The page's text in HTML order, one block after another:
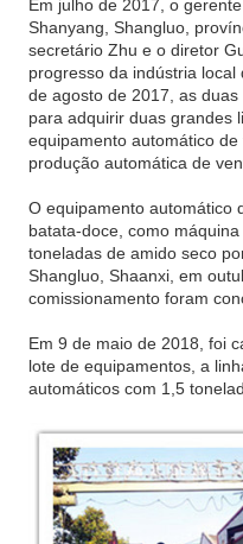
Em julho de 2017, o
Shanyang, Shangluo,
secretário Zhu e o diretor
progresso da indústria
de agosto de 2017, as
para adquirir duas grandes
equipamento automático
produção automática de
O equipamento automático
batata-doce, como
toneladas de amido seco
Shangluo, Shaanxi, em
comissionamento foram
Em 9 de maio de 2018, foi
lote de equipamentos, a
automáticos com 1,5